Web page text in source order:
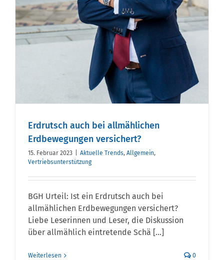
Erdrutsch auch bei allmählichen
Erdbewegungen versichert?
15. Februar 2023 Aktuelle Trends, Allgemein,
Vertriebsunterstützung
BGH Urteil: Ist ein Erdrutsch auch bei
allmählichen Erdbewegungen versichert?
Liebe Leserinnen und Leser, die Diskussion
über allmählich eintretende Schä [...]
Weiterlesen 0